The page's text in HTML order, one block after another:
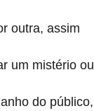
outra, assim
um mistério ou
do público,